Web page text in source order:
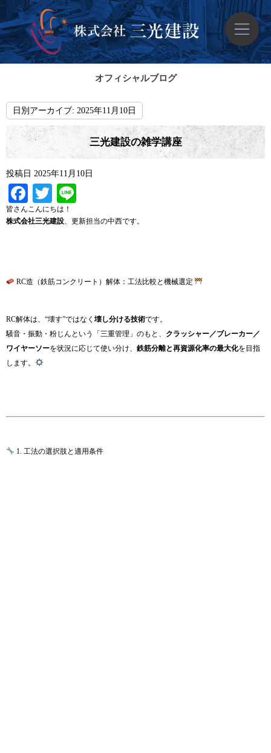
オフィシャルブログ
日別アーカイブ: 2025年11月10日
三光建設の雑学講座
投稿日 2025年11月10日
Facebook
Twitter
皆さんこんにちは！
株式会社三光建設、更新担当の中西です。
RC造（鉄筋コンクリート）解体：工法比較と機械選定
RC解体は、“壊す”ではなく 壊し分ける技術です。
騒音・振動・粉じんという「三重管理」のもと、 クラッシャー／ブレーカー／
ワイヤーソーを状況に応じて使い分け、 鉄筋分離と再資源化率の最大化を目指
します。
1. 工法の選択肢と適用条件